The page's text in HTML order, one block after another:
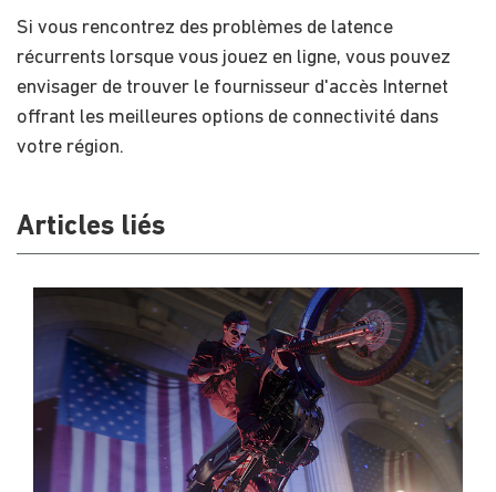
Si vous rencontrez des problèmes de latence
récurrents lorsque vous jouez en ligne, vous pouvez
envisager de trouver le fournisseur d'accès Internet
offrant les meilleures options de connectivité dans
votre région.
Articles liés